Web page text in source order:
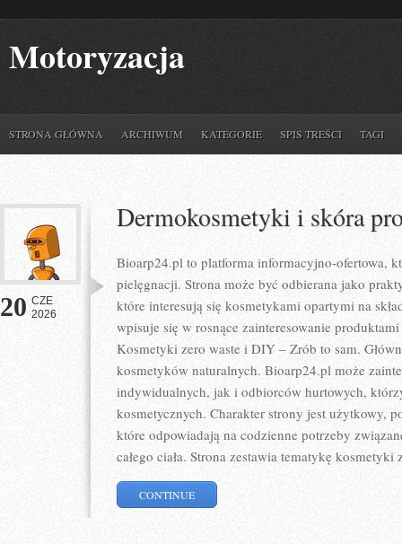
Motoryzacja
STRONA GŁÓWNA ARCHIWUM KATEGORIE SPIS TREŚCI TAGI
20 CZE
2026
Dermokosmetyki i skóra
Bioarp24.pl to platforma informacyjno-ofertowa,
pielęgnacji. Strona może być odbierana jako
które interesują się kosmetykami opartymi na
wpisuje się w rosnące zainteresowanie
Kosmetyki zero waste i DIY – Zrób to sam.
kosmetyków naturalnych. Bioarp24.pl może
indywidualnych, jak i odbiorców hurtowych,
kosmetycznych. Charakter strony jest użytkowy,
które odpowiadają na codzienne potrzeby
całego ciała. Strona zestawia tematykę kosmetyki
CONTINUE